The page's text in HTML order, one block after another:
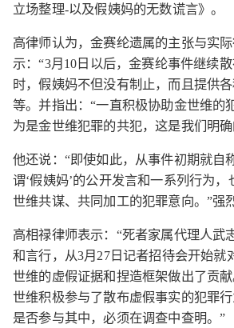
立场整理-以及假姨妈的无数谎言》。
高律师认为，金赛纶遗属的主张与实
示：“3月10日以后，金赛纶事件继续
时，假姨妈不但没有制止，而且提供
等。并指出：“一直积极协助金世维的
为是金世维犯罪的共犯，这是我们明
他还说：“即使如此，从事件初期就自
谓‘假姨妈’的公开发言和一系列行为
世维共谋、共同加工的犯罪意向。”强
高相禄律师表示：“死者家属代理人武
和言行，从3月27日记者招待会开始就
世维的虚假证据和捏造框架做出了贡
世维积极参与了散布虚假事实的犯罪
是否参与其中，必须在调查中查明。”